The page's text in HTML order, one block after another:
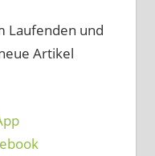
Laufenden und
Artikel